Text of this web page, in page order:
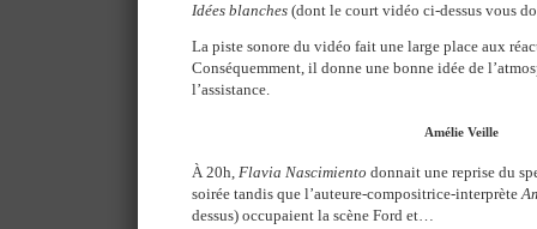
Idées blanches (dont le court vidéo ci-dessus vous
La piste sonore du vidéo fait une large place aux
Conséquemment, il donne une bonne idée de
l’assistance.
Amélie Veille
À 20h, Flavia Nascimiento donnait une reprise du
soirée tandis que l’auteure-compositrice-interprète
dessus) occupaient la scène Ford et…